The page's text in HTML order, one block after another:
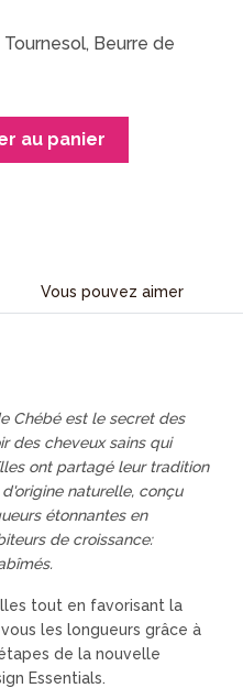
Beurre de
au panier
Vous pouvez aimer
Chébé est le secret des
des cheveux sains qui
ont partagé leur tradition
naturelle, conçu
étonnantes en
de croissance:
tout en favorisant la
les longueurs grâce à
de la nouvelle
Essentials.